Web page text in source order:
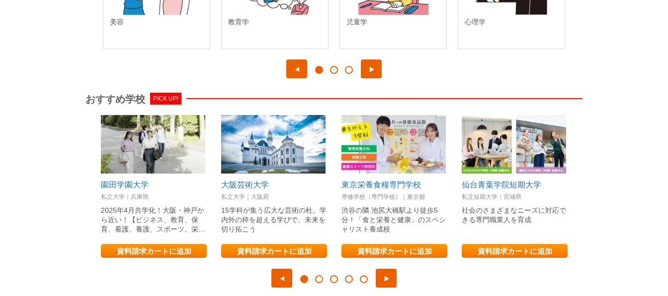
美容 教育学 児童学 心理学
おすすめ学校 PICK UP!
園田学園大学
私立大学｜兵庫県
2025年4月共学化！大阪・神戸か
ら近い！【ビジネス、教育、保
育、看護、養護、スポーツ、栄…
資料請求カートに追加
大阪芸術大学
私立大学｜大阪府
15学科が集う広大な芸術の杜。学
内外の枠を超える学びで、未来を
切り拓こう
資料請求カートに追加
東京栄養食糧専門学校
専修学校（専門学校）｜東京都
渋谷の隣 池尻大橋駅より徒歩5
分！「食と栄養と健康」のスペシ
ャリスト養成校
資料請求カートに追加
仙台青葉学院短期大学
私立短期大学｜宮城県
社会のさまざまなニーズに対応で
きる専門職業人を育成
資料請求カートに追加